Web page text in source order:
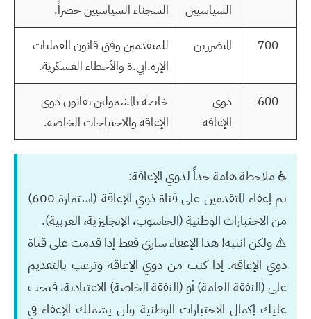
السياسيين
السجناء السياسيين حصراً.
700
المتضررين
للمتقدمين وفق قانون العمليات
الإره.ابي.ة والأخطاء العسكرية.
600
ذوي
الإعاقة
خاصة بالمشمولين بقانون ذوي
الإعاقة والاحتياجات الخاصة.
♿️ ملاحظة هامة جداً لذوي الإعاقة:
تم إعفاء
المتقدمين على قناة ذوي الإعاقة (استمارة 600)
من الاختبارات الوطنية (الحاسوب، الإنجليزية، العربية).
⚠️ولكن انتبه!هذا الإعفاء ساري فقط إذا قدمت على قناة
ذوي الإعاقة. إذا كنت من ذوي الإعاقة وترغب بالتقديم
على (النفقة العامة) أو (النفقة الخاصة) الاعتيادية، فيجب
عليك إكمال الاختبارات الوطنية ولن يشملك الإعفاء في